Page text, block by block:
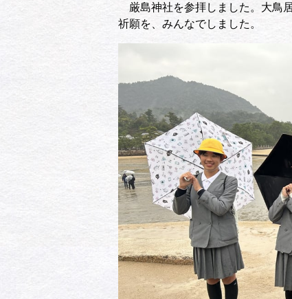
厳島神社を参拝しました。大鳥
祈願を、みんなでしました。